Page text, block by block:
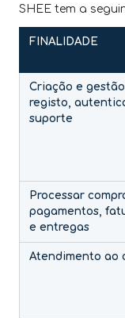
SHEE tem a
FINALIDADE
Criação e
registo,
suporte
Processar
pagamentos,
e entregas
Atendimento ao